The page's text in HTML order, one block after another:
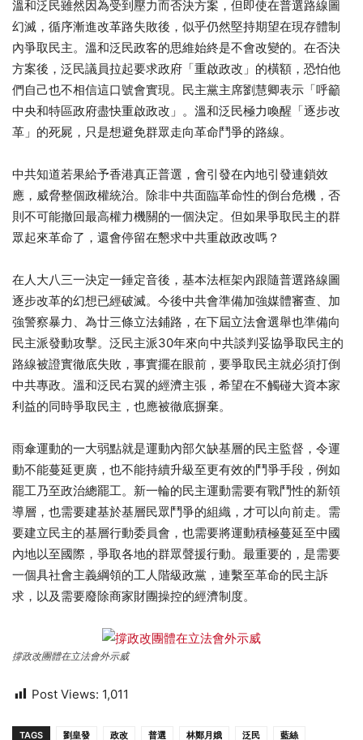
溫和泛民雖然因為受到壓力而否決方案，但即使在普選路線圖
幻滅，循序漸進改革路失敗後，似乎仍然堅持期望在現存體制
內爭取民主。溫和泛民政客的思維始終是不會改變的。在否決
方案後，泛民議員拉起要求政府「重啟政改」的橫額，恐怕他
們自己也不相信這口號會實現。民主黨主席劉慧卿表示「呼籲
中央和特區政府盡快重啟政改」。溫和泛民極力喚醒「逐步改
革」的死屍，只是想避免群眾走向革命鬥爭的路線。
中共知道若果給予香港真正普選，會引發在內地引發連鎖效
應，威脅整個政權統治。除非中共面臨革命性的倒台危機，否
則不可能撤回最高權力機關的一個決定。但如果爭取民主的群
眾起來革命了，還會停留在懇求中共重啟政改嗎？
在人大八三一決定一錘定音後，基本法框架內跟隨普選路線圖
逐步改革的幻想已經破滅。今後中共會準備加強媒體審查、加
強警察暴力、為廿三條立法鋪路，在下屆立法會選舉也準備向
民主派發動攻擊。泛民主派30年來向中共談判妥協爭取民主的
路線被證實徹底失敗，事實擺在眼前，要爭取民主就必須打倒
中共專政。溫和泛民右翼的經濟主張，希望在不觸碰大資本家
利益的同時爭取民主，也應被徹底摒棄。
雨傘運動的一大弱點就是運動內部欠缺基層的民主監督，令運
動不能蔓延更廣，也不能持續升級至更有效的鬥爭手段，例如
罷工乃至政治總罷工。新一輪的民主運動需要有戰鬥性的新領
導層，也需要建基於基層民眾鬥爭的組織，才可以向前走。需
要建立民主的基層行動委員會，也需要將運動積極蔓延至中國
內地以至國際，爭取各地的群眾聲援行動。最重要的，是需要
一個具社會主義綱領的工人階級政黨，連繫至革命的民主訴
求，以及需要廢除商家財團操控的經濟制度。
撐政改團體在立法會外示威
Post Views: 1,011
TAGS 劉皇發 政改 普選 林鄭月娥 泛民 藍絲